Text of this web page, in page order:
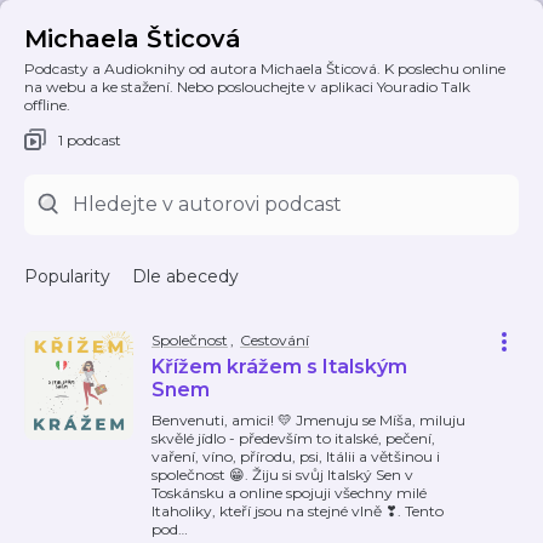
Michaela Šticová
Podcasty a Audioknihy od autora Michaela Šticová. K poslechu online
na webu a ke stažení. Nebo poslouchejte v aplikaci Youradio Talk
offline.
1 podcast
Popularity Dle abecedy
Společnost , Cestování
Křížem krážem s Italským
Snem
Benvenuti, amici! 💛 Jmenuju se Míša, miluju
skvělé jídlo - především to italské, pečení,
vaření, víno, přírodu, psi, Itálii a většinou i
společnost 😁. Žiju si svůj Italský Sen v
Toskánsku a online spojuji všechny milé
Itaholiky, kteří jsou na stejné vlně ❣. Tento
pod…